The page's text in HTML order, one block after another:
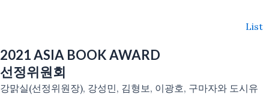
List
2021ASIA BOOK AWARD
선정위원회
강맑실(선정위원장), 강성민, 김형보, 이광호, 구마자와 도시유